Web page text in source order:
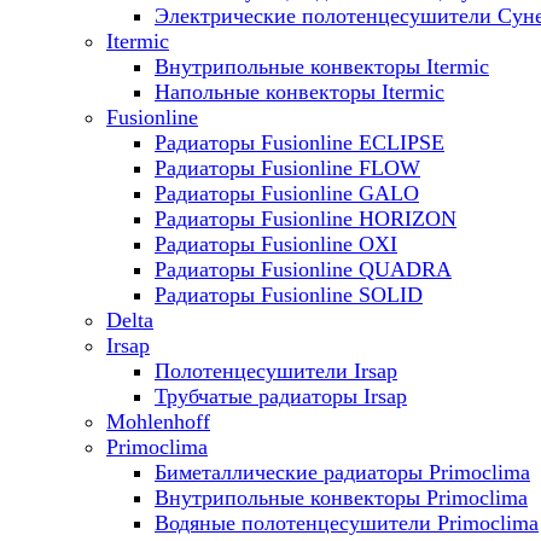
Электрические полотенцесушители
Itermic
Внутрипольные конвекторы Itermic
Напольные конвекторы Itermic
Fusionline
Радиаторы Fusionline ECLIPSE
Радиаторы Fusionline FLOW
Радиаторы Fusionline GALO
Радиаторы Fusionline HORIZON
Радиаторы Fusionline OXI
Радиаторы Fusionline QUADRA
Радиаторы Fusionline SOLID
Delta
Irsap
Полотенцесушители Irsap
Трубчатые радиаторы Irsap
Mohlenhoff
Primoclima
Биметаллические радиаторы Primoclima
Внутрипольные конвекторы Primoclima
Водяные полотенцесушители Primoclima